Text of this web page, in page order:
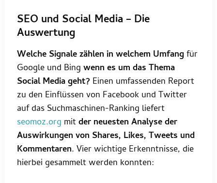
SEO und Social Media – Die
Auswertung
Welche Signale zählen in welchem Umfang für
Google und Bing wenn es um das Thema
Social Media geht? Einen umfassenden Report
zu den Einflüssen von Facebook und Twitter
auf das Suchmaschinen-Ranking liefert
seomoz.org mitder neuesten Analyse der
Auswirkungen von Shares, Likes, Tweets und
Kommentaren. Vier wichtige Erkenntnisse, die
hierbei gesammelt werden konnten: